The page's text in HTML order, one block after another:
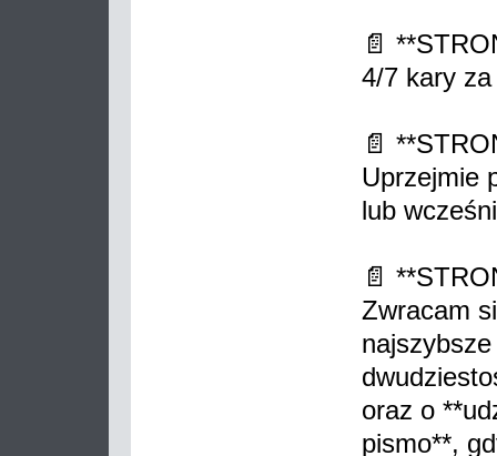
📄
4/7 kary
📄
Uprzejmie
lub
📄
Zwracam
oraz o
pismo**,